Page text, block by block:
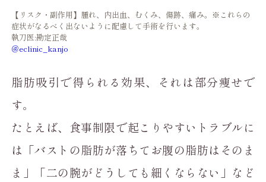
【リスク・副作用】腫れ、内出血、むくみ、傷跡、痛み。※これらの
症状がなるべく出ないように配慮して手術を行います。
執刀医:勘定正哉
＠eclinic_kanjo
脂肪吸引で得られる効果、それは部分痩せで
す。
たとえば、食事制限で起こりやすいトラブルに
は「バストの脂肪が落ちてお腹の脂肪はそのま
ま」「二の腕がどうしても細くならない」など